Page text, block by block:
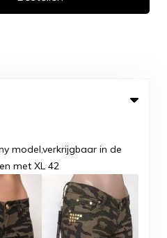
model,verkrijgbaar in de
met XL 42